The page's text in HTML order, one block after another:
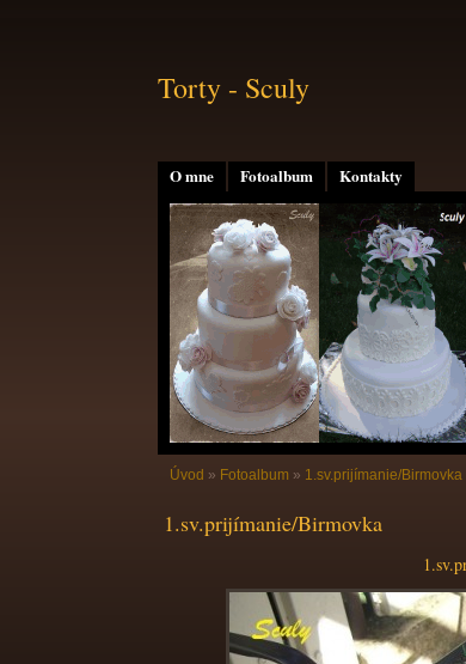
O mne Fotoalbum Kontakty
Torty - Sculy
Úvod » Fotoalbum » 1.sv.prijímanie/Birmovka
1.sv.prijímanie/Birmovka